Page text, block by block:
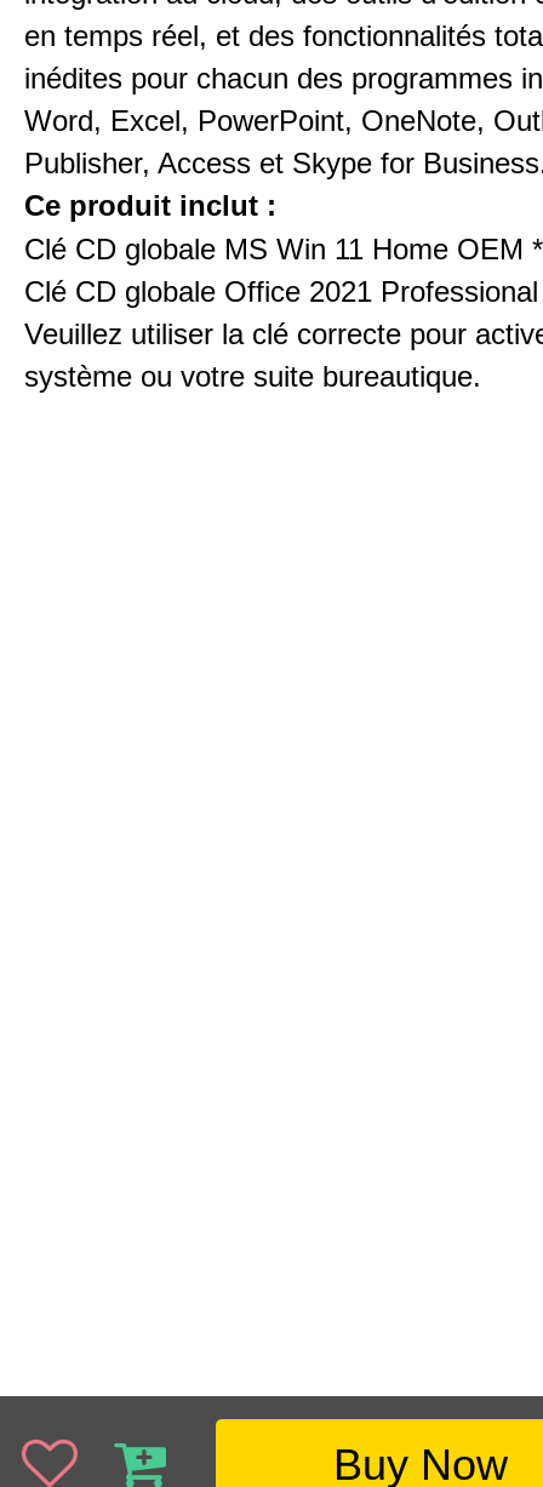
en temps réel, et des fonctionnalités
inédites pour chacun des programmes
Word, Excel, PowerPoint, OneNote,
Publisher, Access et Skype for
Ce produit inclut :
Clé CD globale MS Win 11 Home OEM
Clé CD globale Office 2021
Veuillez utiliser la clé correcte pour
système ou votre suite bureautique.
Buy Now